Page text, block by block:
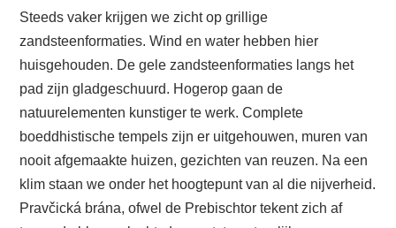
Steeds vaker krijgen we zicht op grillige
zandsteenformaties. Wind en water hebben hier
huisgehouden. De gele zandsteenformaties langs het
pad zijn gladgeschuurd. Hogerop gaan de
natuurelementen kunstiger te werk. Complete
boeddhistische tempels zijn er uitgehouwen, muren van
nooit afgemaakte huizen, gezichten van reuzen. Na een
klim staan we onder het hoogtepunt van al die nijverheid.
Pravčická brána, ofwel de Prebischtor tekent zich af